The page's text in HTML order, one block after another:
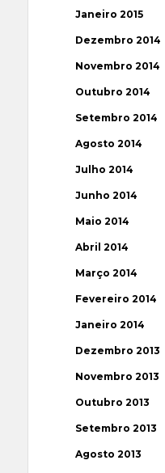
Janeiro 2015
Dezembro 2014
Novembro 2014
Outubro 2014
Setembro 2014
Agosto 2014
Julho 2014
Junho 2014
Maio 2014
Abril 2014
Março 2014
Fevereiro 2014
Janeiro 2014
Dezembro 2013
Novembro 2013
Outubro 2013
Setembro 2013
Agosto 2013